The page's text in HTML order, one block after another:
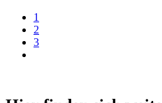
1
2
3